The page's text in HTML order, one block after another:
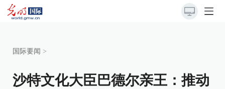
国际要闻 >
沙特文化大臣巴德尔亲王：推动